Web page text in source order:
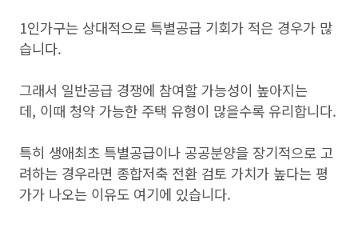
1인가구는 상대적으로 특별공급 기회가 적은 경우가 많
습니다.
그래서 일반공급 경쟁에 참여할 가능성이 높아지는
데, 이때 청약 가능한 주택 유형이 많을수록 유리합니다.
특히 생애최초 특별공급이나 공공분양을 장기적으로 고
려하는 경우라면 종합저축 전환 검토 가치가 높다는 평
가가 나오는 이유도 여기에 있습니다.